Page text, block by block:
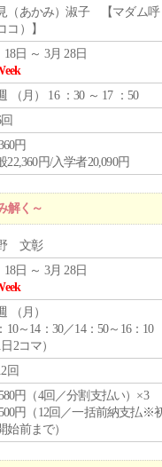
（あかみ）淑子 【マダム呼
コ）】
18日 ～ 3月 28日
（ 月 ） 16 ：30 ～ 17 ：50
円
22,360円/入学者20,090円
解く～
文彰
18日 ～ 3月 28日
（ 月 ）
10～14：30／14：50～16：10
日2コマ）
回
円（4回／分割支払い）×3
円（12回／一括前納支払※
始前まで）